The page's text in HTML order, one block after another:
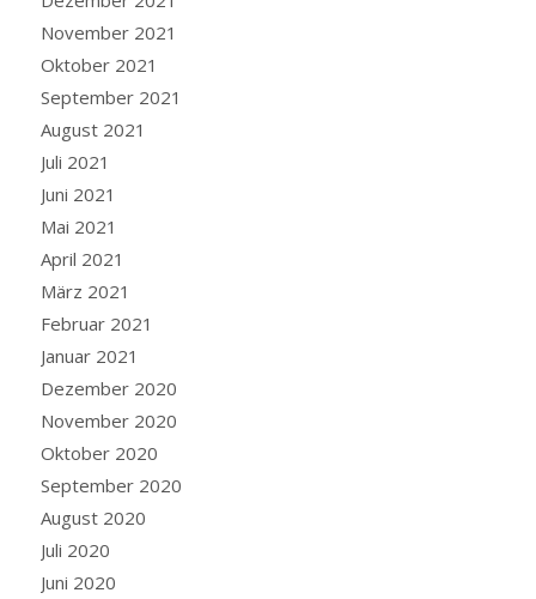
November 2021
Oktober 2021
September 2021
August 2021
Juli 2021
Juni 2021
Mai 2021
April 2021
März 2021
Februar 2021
Januar 2021
Dezember 2020
November 2020
Oktober 2020
September 2020
August 2020
Juli 2020
Juni 2020